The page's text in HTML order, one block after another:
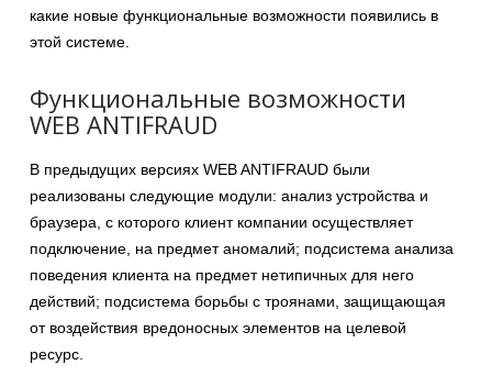
какие новые функциональные возможности появились в
этой системе.
Функциональные возможности
WEB ANTIFRAUD
В предыдущих версиях WEB ANTIFRAUD были
реализованы следующие модули: анализ устройства и
браузера, с которого клиент компании осуществляет
подключение, на предмет аномалий; подсистема анализа
поведения клиента на предмет нетипичных для него
действий; подсистема борьбы с троянами, защищающая
от воздействия вредоносных элементов на целевой
ресурс.